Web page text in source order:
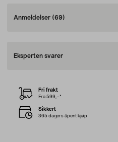
Anmeldelser (69)
Eksperten svarer
Fri frakt
Fra 599,–*
Sikkert
365 dagers åpent kjøp